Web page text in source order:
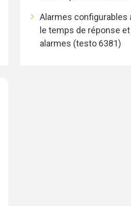
Alarmes configurables
le temps de réponse
alarmes (testo 6381)